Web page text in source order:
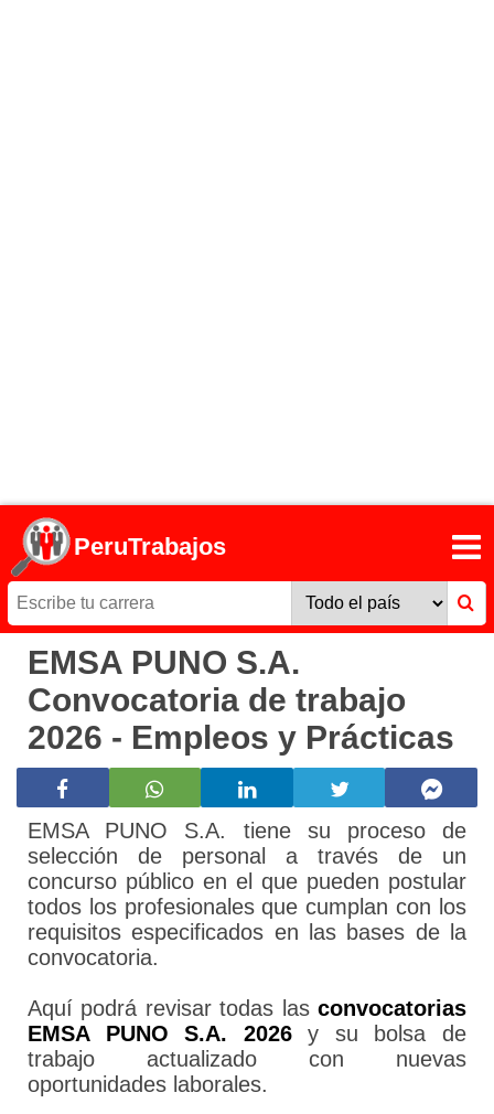
PeruTrabajos
EMSA PUNO S.A.
Convocatoria de trabajo
2026 - Empleos y Prácticas
EMSA PUNO S.A. tiene su proceso de
selección de personal a través de un
concurso público en el que pueden postular
todos los profesionales que cumplan con los
requisitos especificados en las bases de la
convocatoria.
Aquí podrá revisar todas las convocatorias
EMSA PUNO S.A. 2026y su bolsa de
trabajo actualizado con nuevas
oportunidades laborales.